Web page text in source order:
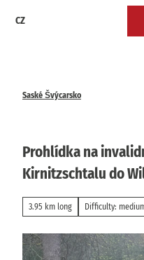
CZ
Saské Švýcarsko
Prohlídka na
Kirnitzschtalu do
3.95 km long Difficulty: